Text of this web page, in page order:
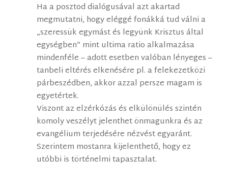
Ha a posztod dialógusával azt akartad
megmutatni, hogy eléggé fonákká tud válni a
„szeressük egymást és legyünk Krisztus által
egységben” mint ultima ratio alkalmazása
mindenféle – adott esetben valóban lényeges –
tanbeli eltérés elkenésére pl. a felekezetközi
párbeszédben, akkor azzal persze magam is
egyetértek.
Viszont az elzérkózás és elkülönülés szintén
komoly veszélyt jelenthet önmagunkra és az
evangélium terjedésére nézvést egyaránt.
Szerintem mostanra kijelenthető, hogy ez
utóbbi is történelmi tapasztalat.